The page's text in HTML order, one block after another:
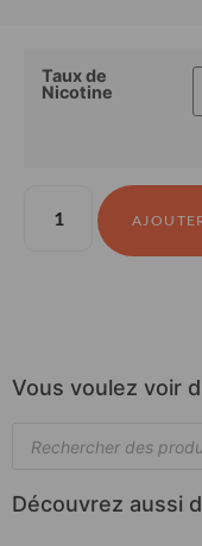
Taux de
Nicotine
Vous voulez voir
Découvrez aussi